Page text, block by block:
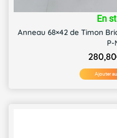
En
Anneau 68×42 de Timon
P-
280,80
Ajouter